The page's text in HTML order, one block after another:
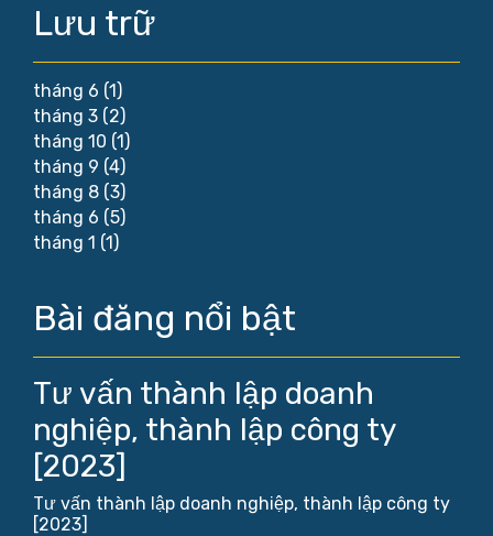
Lưu trữ
tháng 6 (1)
tháng 3 (2)
tháng 10 (1)
tháng 9 (4)
tháng 8 (3)
tháng 6 (5)
tháng 1 (1)
Bài đăng nổi bật
Tư vấn thành lập doanh
nghiệp, thành lập công ty
[2023]
Tư vấn thành lập doanh nghiệp, thành lập công ty
[2023]